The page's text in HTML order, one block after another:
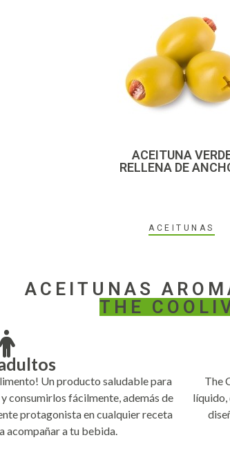
ACEITUNA
RELLENA DE
ACEITUNAS
ACEITUNAS
THE
Un producto saludable para
consumirlos fácilmente, además de
protagonista en cualquier receta
acompañar a tu bebida.
The
líquido,